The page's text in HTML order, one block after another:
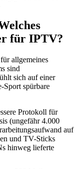
für IPTV?
allgemeines
sind
sich auf einer
Sport spürbare
Protokoll für
(ungefähr 4.000
auf
und TV-Sticks
hinweg lieferte